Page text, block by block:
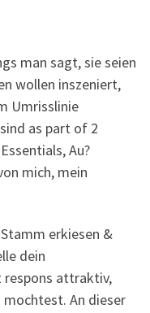
man sagt, sie seien
wollen inszeniert,
Umrisslinie
as part of 2
Au?
mich, mein
erkiesen &
dein
respons attraktiv,
An dieser